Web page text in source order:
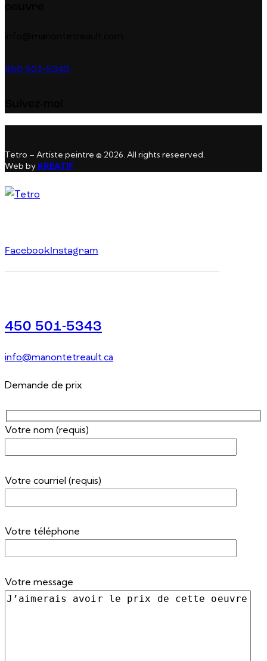
450 501-5343
Tetro – Artiste peintre © 2026. All rights reseerved.
Web by KRÉATIF
FacebookInstagram
450 501-5343
info@manontetreault.ca
Demande de prix
Votre nom (requis)
Votre courriel (requis)
Votre téléphone
Votre message